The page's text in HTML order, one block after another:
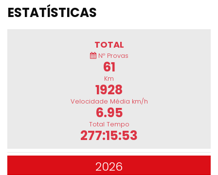
ESTATÍSTICAS
TOTAL
Nº Provas
61
Km
1928
Velocidade Média km/h
6.95
Total Tempo
277:15:53
2026